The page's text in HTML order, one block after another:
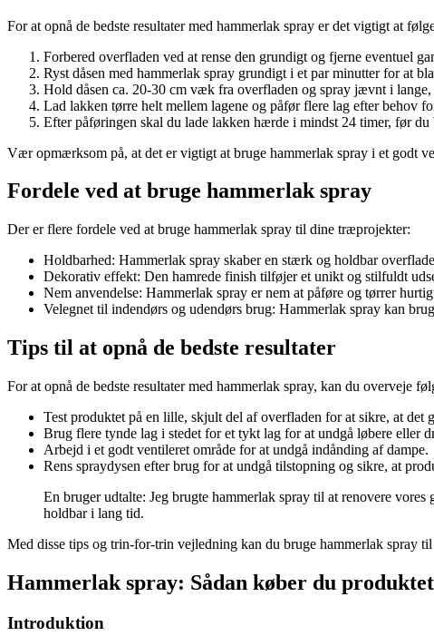
For at opnå de bedste resultater med hammerlak spray er det vigtigt at
Forbered overfladen ved at rense den grundigt og fjerne eventuel
Ryst dåsen med hammerlak spray grundigt i et par minutter for at
Hold dåsen ca. 20-30 cm væk fra overfladen og spray jævnt i
Lad lakken tørre helt mellem lagene og påfør flere lag efter behov
Efter påføringen skal du lade lakken hærde i mindst 24 timer, før du
Vær opmærksom på, at det er vigtigt at bruge hammerlak spray i et godt
Fordele ved at bruge hammerlak spray
Der er flere fordele ved at bruge hammerlak spray til dine træprojekter:
Holdbarhed: Hammerlak spray skaber en stærk og holdbar
Dekorativ effekt: Den hamrede finish tilføjer et unikt og stilfuldt
Nem anvendelse: Hammerlak spray er nem at påføre og tørrer
Velegnet til indendørs og udendørs brug: Hammerlak spray kan
Tips til at opnå de bedste resultater
For at opnå de bedste resultater med hammerlak spray, kan du overveje
Test produktet på en lille, skjult del af overfladen for at sikre, at
Brug flere tynde lag i stedet for et tykt lag for at undgå løbere eller
Arbejd i et godt ventileret område for at undgå indånding af dampe.
Rens spraydysen efter brug for at undgå tilstopning og sikre, at
En bruger udtalte: Jeg brugte hammerlak spray til at renovere
holdbar i lang tid.
Med disse tips og trin-for-trin vejledning kan du bruge hammerlak spray
Hammerlak spray: Sådan køber du
Introduktion